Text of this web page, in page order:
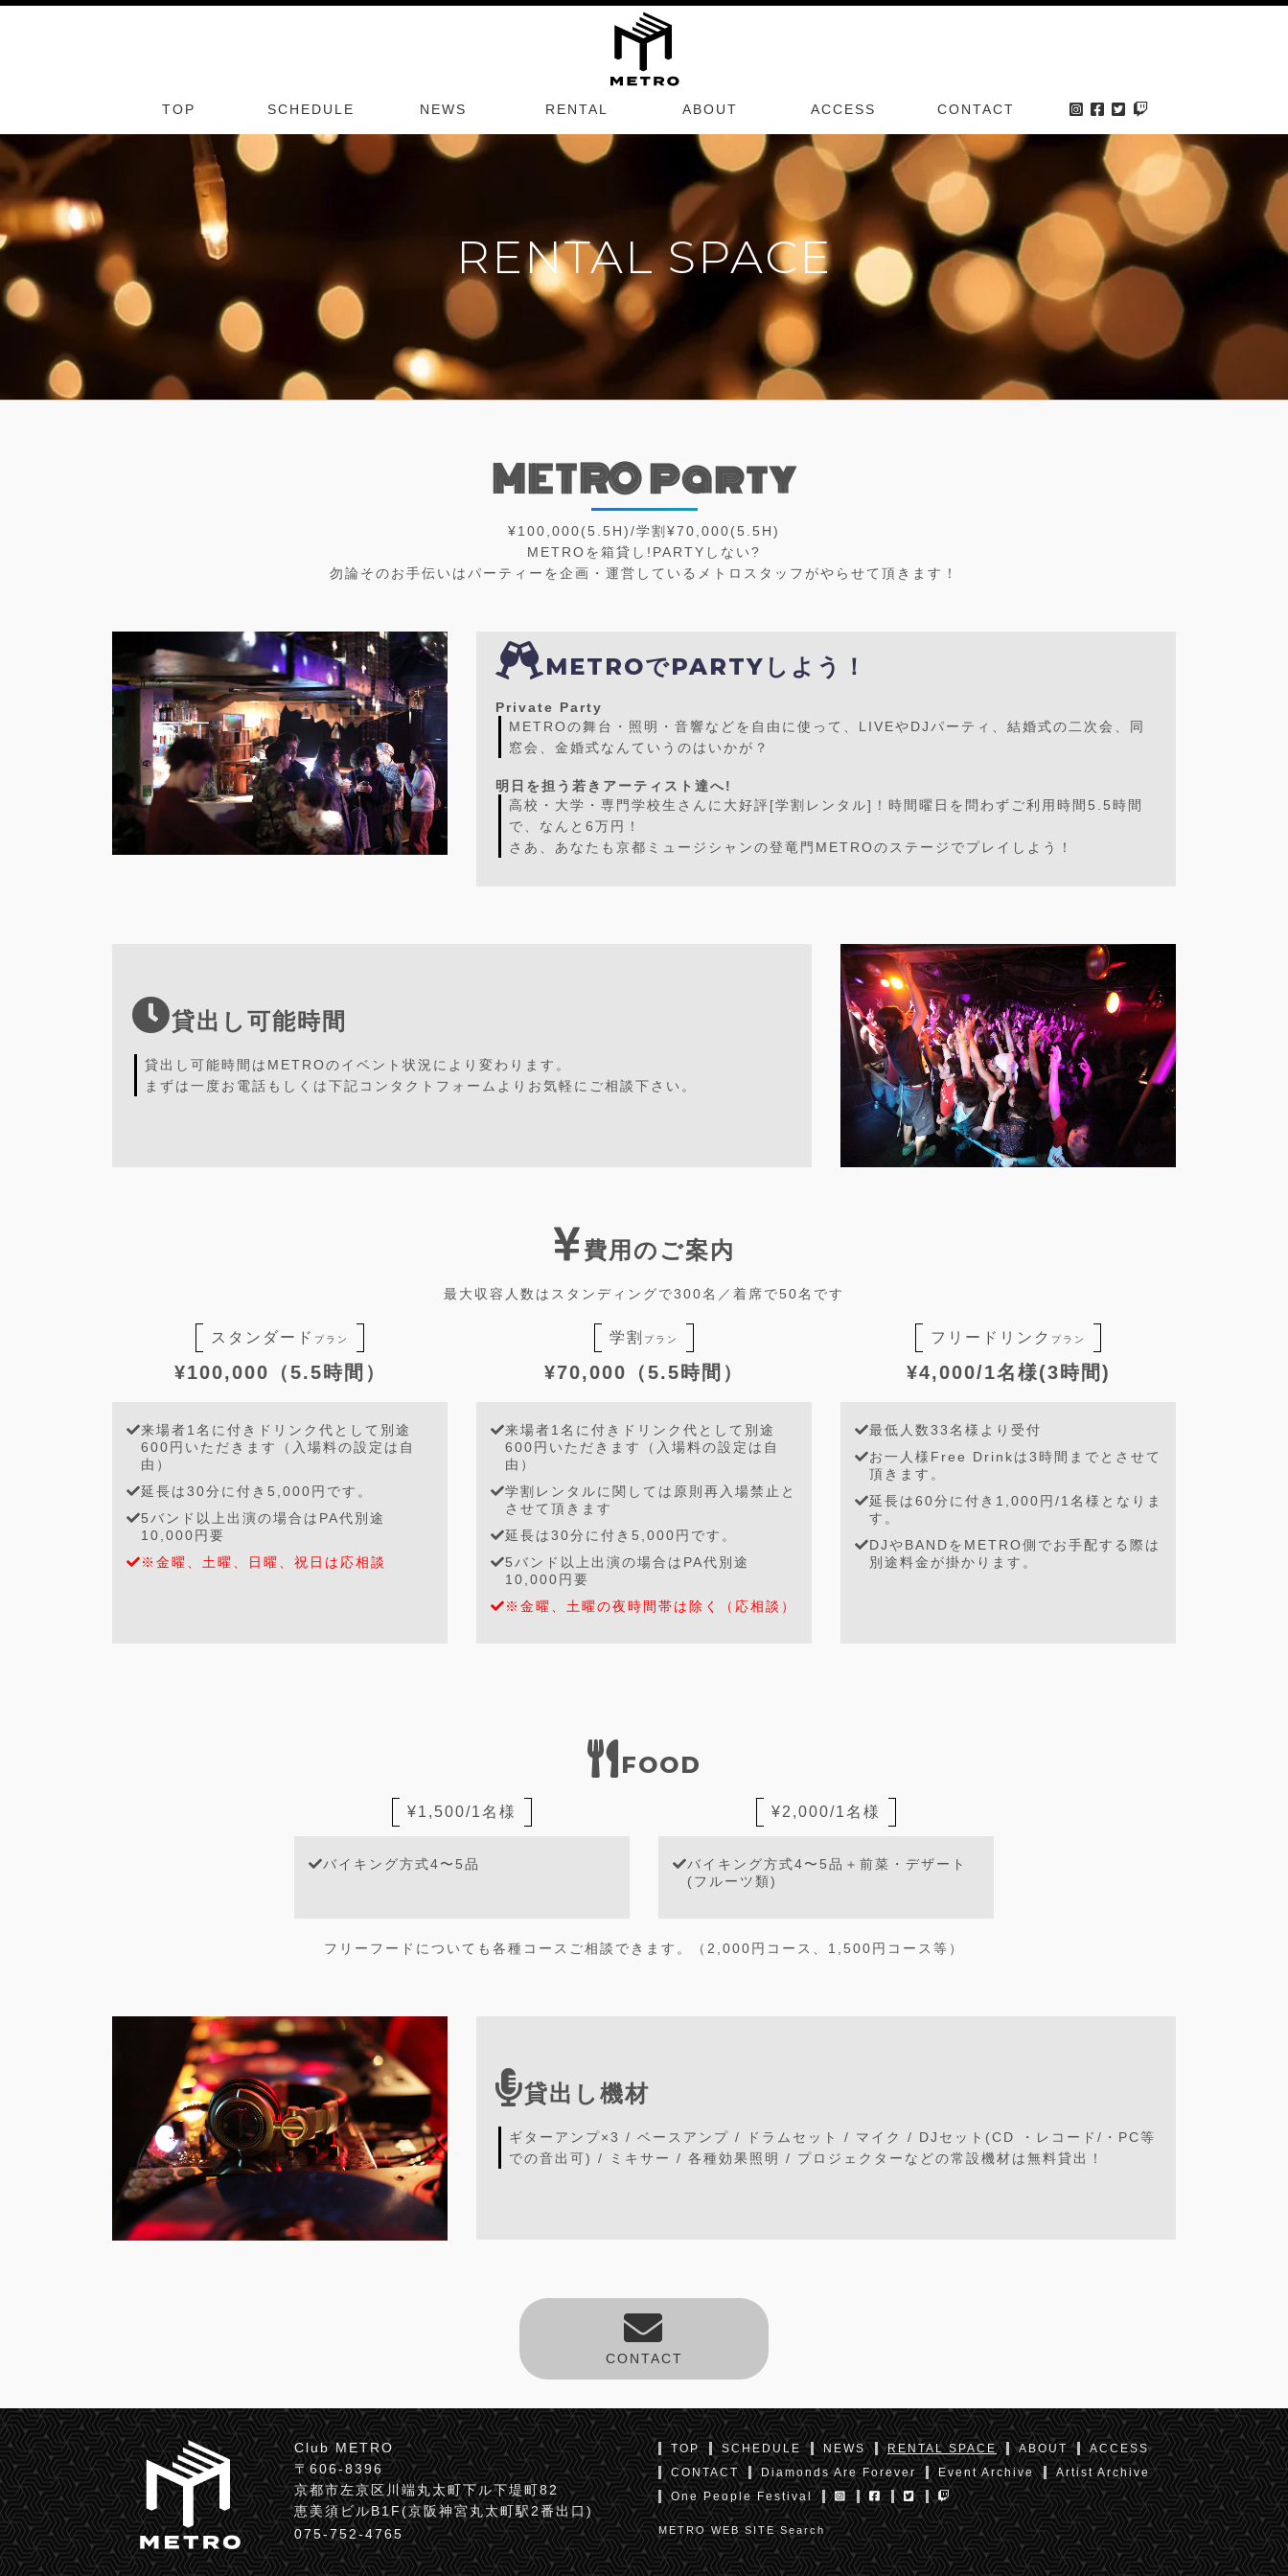
TOP SCHEDULE NEWS RENTAL ABOUT ACCESS CONTACT
RENTAL SPACE
METRO Party
¥100,000(5.5H)/学割¥70,000(5.5H)
METROを箱貸し!PARTYしない?
勿論そのお手伝いはパーティーを企画・運営しているメトロスタッフがやらせて頂きます！
METROでPARTYしよう！
Private Party
METROの舞台・照明・音響などを自由に使って、LIVEやDJパーティ、結婚式の二次会、同
窓会、金婚式なんていうのはいかが？
明日を担う若きアーティスト達へ!
高校・大学・専門学校生さんに大好評[学割レンタル]！時間曜日を問わずご利用時間5.5時間
で、なんと6万円！
さあ、あなたも京都ミュージシャンの登竜門METROのステージでプレイしよう！
貸出し可能時間
貸出し可能時間はMETROのイベント状況により変わります。
まずは一度お電話もしくは下記コンタクトフォームよりお気軽にご相談下さい。
費用のご案内
最大収容人数はスタンディングで300名／着席で50名です
スタンダード プラン
¥100,000（5.5時間）
来場者1名に付きドリンク代として別途
600円いただきます（入場料の設定は自
由）
延長は30分に付き5,000円です。
5バンド以上出演の場合はPA代別途
10,000円要
※金曜、土曜、日曜、祝日は応相談
学割 プラン
¥70,000（5.5時間）
来場者1名に付きドリンク代として別途
600円いただきます（入場料の設定は自
由）
学割レンタルに関しては原則再入場禁止と
させて頂きます
延長は30分に付き5,000円です。
5バンド以上出演の場合はPA代別途
10,000円要
※金曜、土曜の夜時間帯は除く（応相談）
フリードリンク プラン
¥4,000/1名様(3時間)
最低人数33名様より受付
お一人様Free Drinkは3時間までとさせて
頂きます。
延長は60分に付き1,000円/1名様となりま
す。
DJやBANDをMETRO側でお手配する際は
別途料金が掛かります。
FOOD
¥1,500/1名様
バイキング方式4〜5品
¥2,000/1名様
バイキング方式4〜5品＋前菜・デザート
(フルーツ類)
フリーフードについても各種コースご相談できます。（2,000円コース、1,500円コース等）
貸出し機材
ギターアンプ×3 / ベースアンプ / ドラムセット / マイク / DJセット(CD ・レコード/・PC等
での音出可) / ミキサー / 各種効果照明 / プロジェクターなどの常設機材は無料貸出！
CONTACT
Club METRO
〒606-8396
京都市左京区川端丸太町下ル下堤町82
恵美須ビルB1F(京阪神宮丸太町駅2番出口)
075-752-4765
TOP SCHEDULE NEWS RENTAL SPACE ABOUT
ACCESS
CONTACT
Diamonds Are Forever Event Archive
Artist Archive
One People Festival
METRO WEB SITE Search